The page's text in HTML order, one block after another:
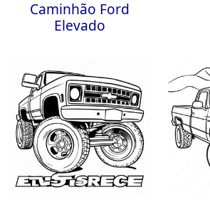
Caminhão Ford
Elevado